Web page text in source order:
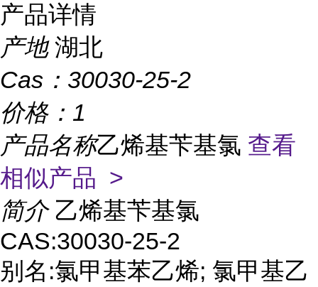
产品详情
产地 湖北
Cas： 30030-25-2
价格： 1
产品名称乙烯基苄基氯 查看
相似产品 >
简介 乙烯基苄基氯
CAS:30030-25-2
别名:氯甲基苯乙烯; 氯甲基乙